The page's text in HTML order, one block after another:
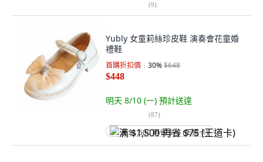
(9)
Yubly 女童莉絲珍皮鞋 演奏會花童婚
禮鞋
首購折扣價 30%$648
$448
明天 8/10 (一) 預計送達
(87)
满 $1,500 再省 $75 (王道卡)